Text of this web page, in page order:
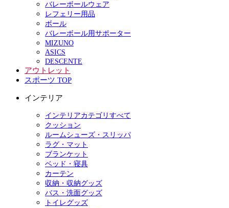
バレーボールウェア
レフェリー用品
ボール
バレーボール用サポーター
MIZUNO
ASICS
DESCENTE
アウトレット
スポーツ TOP
インテリア
インテリアカテゴリすべて
クッション
ルームシューズ・スリッパ
ラグ・マット
ブランケット
ベッド・寝具
カーテン
収納・収納グッズ
バス・洗面グッズ
トイレグッズ